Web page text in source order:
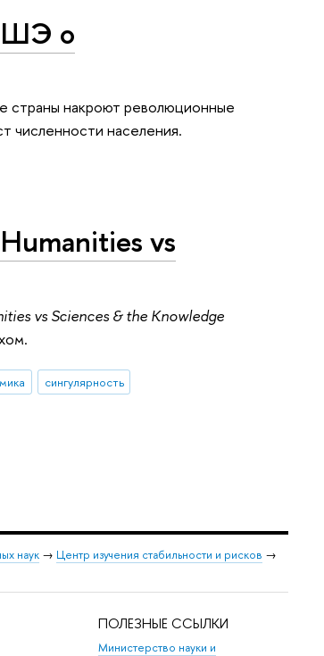
о
страны накроют революционные
численности населения.
vs
vs Sciences & the Knowledge
сингулярность
наук → Центр изучения стабильности и рисков →
ПОЛЕЗНЫЕ ССЫЛКИ
Министерство науки и